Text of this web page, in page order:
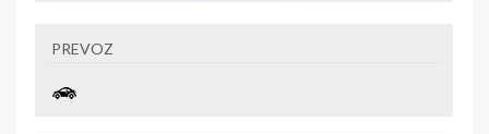
PREVOZ